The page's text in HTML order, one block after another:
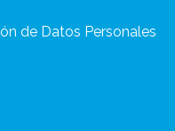
de Datos Personales